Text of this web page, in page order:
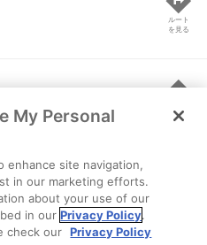
ルート
を見る
ルート
を見る
My Personal
enhance site navigation,
in our marketing efforts.
about your use of our
in ourPrivacy Policy.
check our Privacy Policy